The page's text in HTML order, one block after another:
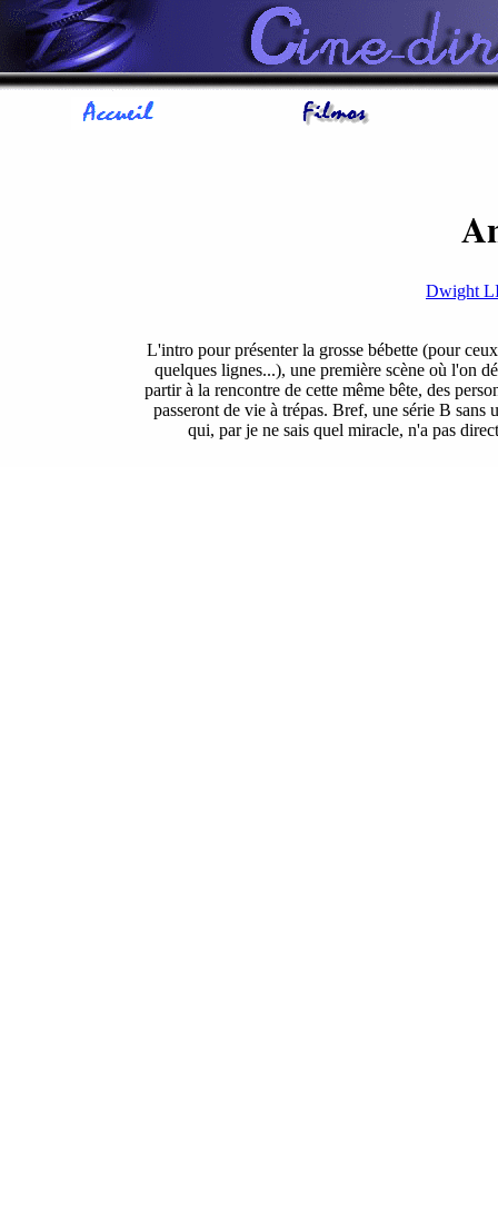
Dwight
L'intro pour présenter la grosse bébette (pour
quelques lignes...), une première scène où l'on
partir à la rencontre de cette même bête, des
passeront de vie à trépas. Bref, une série B
qui, par je ne sais quel miracle, n'a pas